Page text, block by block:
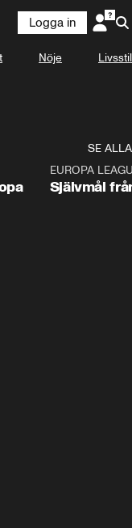
Logga in
Nöje Livsstil
SE ALLA
EUROPA
Självmål